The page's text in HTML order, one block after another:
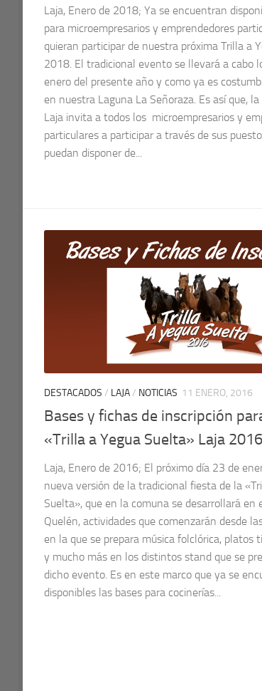
Laja, Enero de 2018; Ya se encuentran
para microempresarios y emprendedores
quieran participar de nuestra próxima Trilla a
2018. El tradicional evento se llevará a cabo
enero del presente año y como ya es
en nuestra Laguna La Señoraza. Es así que,
Laja invita a todos los microempresarios y
particulares a participar a través de sus
puedan disponer de...
DESTACADOS / LAJA/ NOTICIAS 11 ENERO, 2016
Bases y fichas de inscripción
«Trilla a Yegua Suelta» Laja 2016
Laja, Enero de 2016; El próximo día 23 de
nueva versión de la tradicional fiesta de la
Suelta», que en la comuna se desarrollará en
Quelén, actividades que comenzarán desde
en la que se prepara música folclórica, platos
y mucho más en los distintos stand que se
dicho evento. Es en este marco que ya se
disponibles las bases para cocinerías...